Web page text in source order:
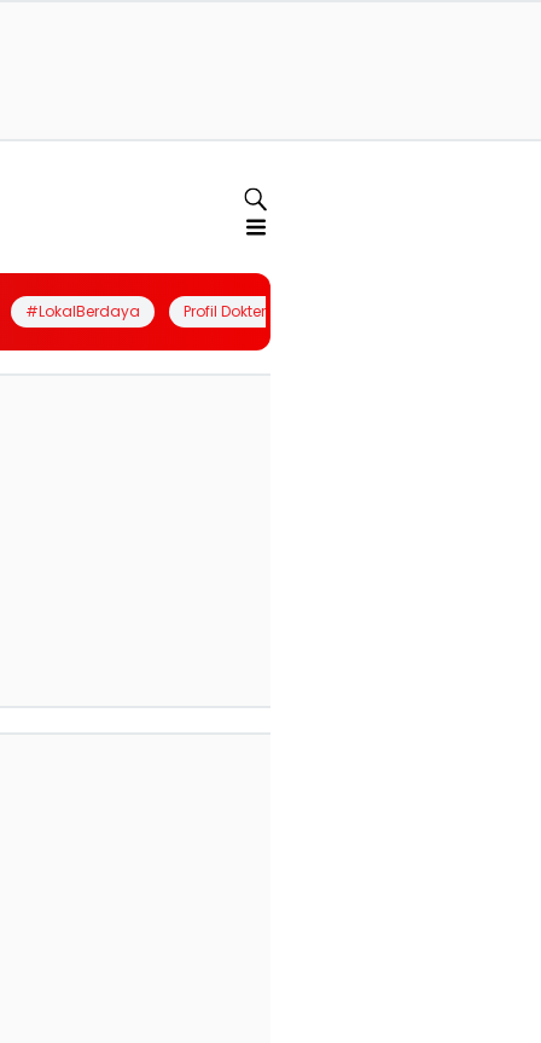
#LokalBerdaya Profil Dokter